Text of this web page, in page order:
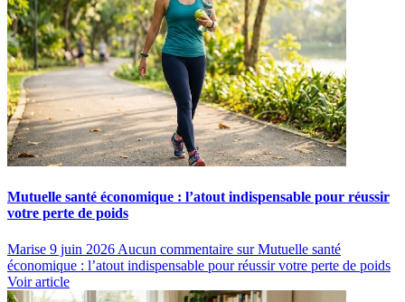
Mutuelle santé économique : l’atout indispensable pour réussir
votre perte de poids
Marise 9 juin 2026 Aucun commentaire sur Mutuelle santé
économique : l’atout indispensable pour réussir votre perte de poids
Voir article